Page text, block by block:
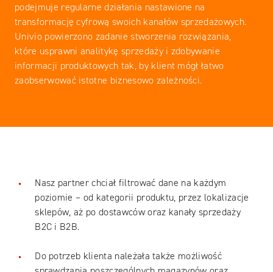
podejmuje regularne działania nastawione na
transformację cyfrową swoich kanałów sprzedażowych.
Univio powierzono zadanie stworzenia rozwiązania,
które usprawni analitykę sprzedaży i zdobywanie
informacji produktowych tak, by klient mógł łatwo
zaobserwować istotne biznesowo zależności.
Nasz partner chciał filtrować dane na każdym
poziomie – od kategorii produktu, przez lokalizacje
sklepów, aż po dostawców oraz kanały sprzedaży
B2C i B2B.
Do potrzeb klienta należała także możliwość